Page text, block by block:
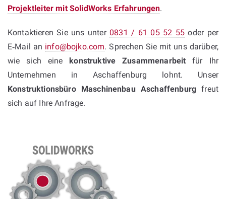
Projektleiter mit SolidWorks Erfahrungen.
Kontaktieren Sie uns unter0831 / 61 05 52 55 oder per
E‑Mail an info@bojko.com. Sprechen Sie mit uns darüber,
wie sich eine
konstruktive Zusammenarbeit für Ihr
Unternehmen in Aschaffenburg lohnt. Unser
Konstruktionsbüro Maschinenbau Aschaffenburg freut
sich auf Ihre Anfrage.